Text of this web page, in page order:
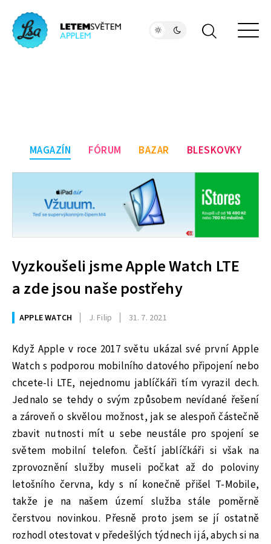
MAGAZÍN FÓRUM BAZAR BLESKOVKY
Vyzkoušeli jsme Apple Watch LTE
a zde jsou naše postřehy
APPLE WATCH J. Filip 31. 7. 2021
Když Apple v roce 2017 světu ukázal své první Apple
Watch s podporou mobilního datového připojení nebo
chcete-li LTE, nejednomu jablíčkáři tím vyrazil dech.
Jednalo se tehdy o svým způsobem nevídané řešení
a zároveň o skvělou možnost, jak se alespoň částečně
zbavit nutnosti mít u sebe neustále pro spojení se
světem mobilní telefon. Čeští jablíčkáři si však na
zprovoznění služby museli počkat až do poloviny
letošního června, kdy s ní konečně přišel T-Mobile,
takže je na našem území služba stále poměrně
čerstvou novinkou. Přesně proto jsem se jí ostatně
rozhodl otestovat v předešlých týdnech i já, abych si na